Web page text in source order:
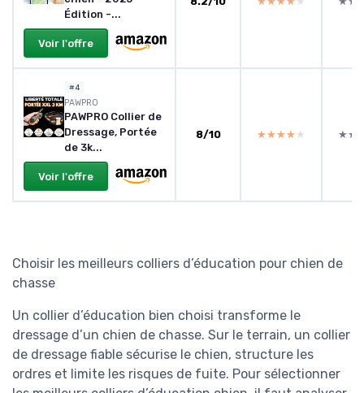
Édition -...
Voir l'offre
#4
PAWPRO
PAWPRO Collier de
Dressage, Portée
de 3k...
Voir l'offre
8/10 ★★★★★
★★★★★
Choisir les meilleurs colliers d’éducation pour chien de
chasse
Un collier d’éducation bien choisi transforme le
dressage d’un chien de chasse. Sur le terrain, un collier
de dressage fiable sécurise le chien, structure les
ordres et limite les risques de fuite. Pour sélectionner